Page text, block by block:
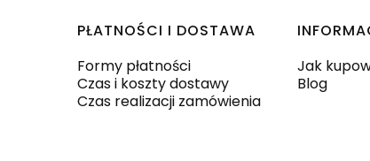
PŁATNOŚCI I DOSTAWA
Formy płatności
Czas i koszty dostawy
Czas realizacji zamówienia
Jak
Blog